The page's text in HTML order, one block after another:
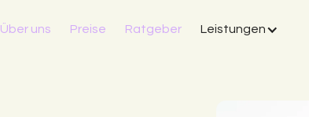
Über uns Preise Ratgeber Leistungen